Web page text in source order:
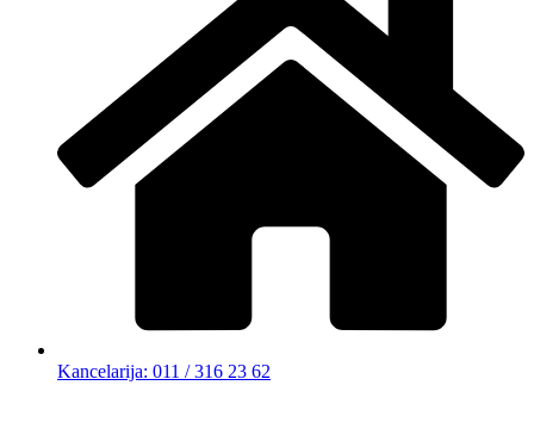
Kancelarija: 011 / 316 23 62